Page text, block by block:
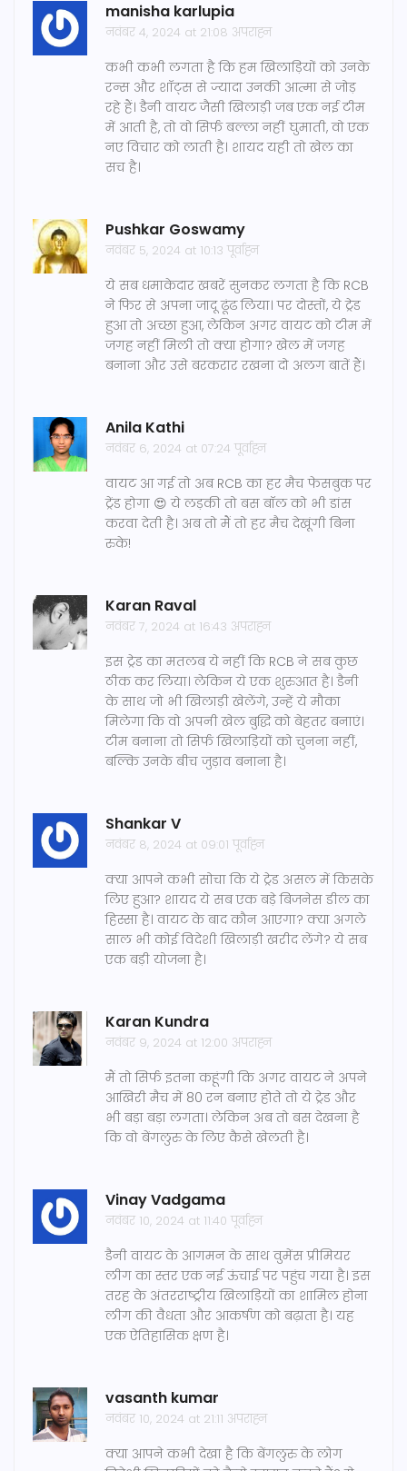
manisha karlupia
नवंबर 4, 2024 at 21:08 अपराह्न
कभी कभी लगता है कि हम खिलाड़ियों को उनके
रन्स और शॉट्स से ज्यादा उनकी आत्मा से जोड़
रहे हैं। डैनी वायट जैसी खिलाड़ी जब एक नई टीम
में आती है, तो वो सिर्फ बल्ला नहीं घुमाती, वो एक
नए विचार को लाती है। शायद यही तो खेल का
सच है।
Pushkar Goswamy
नवंबर 5, 2024 at 10:13 पूर्वाह्न
ये सब धमाकेदार खबरें सुनकर लगता है कि RCB
ने फिर से अपना जादू ढूंढ लिया। पर दोस्तों, ये ट्रेड
हुआ तो अच्छा हुआ, लेकिन अगर वायट को टीम में
जगह नहीं मिली तो क्या होगा? खेल में जगह
बनाना और उसे बरकरार रखना दो अलग बातें हैं।
Anila Kathi
नवंबर 6, 2024 at 07:24 पूर्वाह्न
वायट आ गई तो अब RCB का हर मैच फेसबुक पर
ट्रेंड होगा 😍 ये लड़की तो बस बॉल को भी डांस
करवा देती है। अब तो मैं तो हर मैच देखूंगी बिना
रुके!
Karan Raval
नवंबर 7, 2024 at 16:43 अपराह्न
इस ट्रेड का मतलब ये नहीं कि RCB ने सब कुछ
ठीक कर लिया। लेकिन ये एक शुरुआत है। डैनी
के साथ जो भी खिलाड़ी खेलेंगे, उन्हें ये मौका
मिलेगा कि वो अपनी खेल बुद्धि को बेहतर बनाएं।
टीम बनाना तो सिर्फ खिलाड़ियों को चुनना नहीं,
बल्कि उनके बीच जुड़ाव बनाना है।
Shankar V
नवंबर 8, 2024 at 09:01 पूर्वाह्न
क्या आपने कभी सोचा कि ये ट्रेड असल में किसके
लिए हुआ? शायद ये सब एक बड़े बिजनेस डील का
हिस्सा है। वायट के बाद कौन आएगा? क्या अगले
साल भी कोई विदेशी खिलाड़ी खरीद लेंगे? ये सब
एक बड़ी योजना है।
Karan Kundra
नवंबर 9, 2024 at 12:00 अपराह्न
मैं तो सिर्फ इतना कहूंगी कि अगर वायट ने अपने
आखिरी मैच में 80 रन बनाए होते तो ये ट्रेड और
भी बड़ा बड़ा लगता। लेकिन अब तो बस देखना है
कि वो बेंगलुरु के लिए कैसे खेलती है।
Vinay Vadgama
नवंबर 10, 2024 at 11:40 पूर्वाह्न
डैनी वायट के आगमन के साथ वुमेंस प्रीमियर
लीग का स्तर एक नई ऊंचाई पर पहुंच गया है। इस
तरह के अंतरराष्ट्रीय खिलाड़ियों का शामिल होना
लीग की वैधता और आकर्षण को बढ़ाता है। यह
एक ऐतिहासिक क्षण है।
vasanth kumar
नवंबर 10, 2024 at 21:11 अपराह्न
क्या आपने कभी देखा है कि बेंगलुरु के लोग